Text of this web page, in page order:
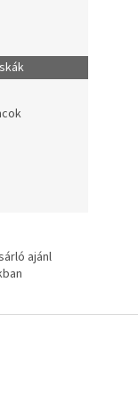
ajánl